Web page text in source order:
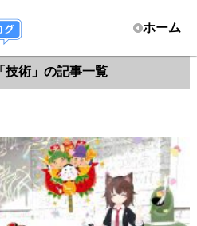
ホーム
技術」の記事一覧